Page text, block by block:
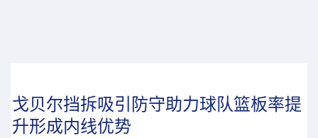
戈贝尔挡拆吸引防守助力球队篮板率提
升形成内线优势